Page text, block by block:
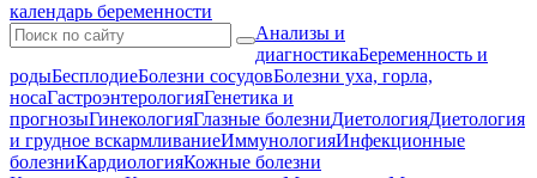
календарь беременности
Анализы и
диагностикаБеременность и
родыБесплодиеБолезни сосудовБолезни уха, горла,
носаГастроэнтерологияГенетика и
прогнозыГинекологияГлазные болезниДиетологияДиетология
и грудное вскармливаниеИммунологияИнфекционные
болезниКардиологияКожные болезни